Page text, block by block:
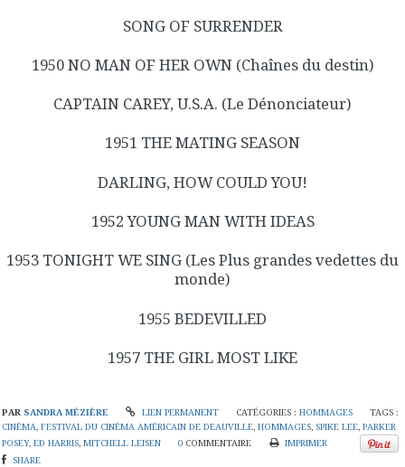
SONG OF SURRENDER
1950 NO MAN OF HER OWN (Chaînes du destin)
CAPTAIN CAREY, U.S.A. (Le Dénonciateur)
1951 THE MATING SEASON
DARLING, HOW COULD YOU!
1952 YOUNG MAN WITH IDEAS
1953 TONIGHT WE SING (Les Plus grandes vedettes du
monde)
1955 BEDEVILLED
1957 THE GIRL MOST LIKE
PAR SANDRA MÉZIÈRE LIEN PERMANENT CATÉGORIES :HOMMAGES
TAGS :
CINÉMA, FESTIVAL DU CINÉMA AMÉRICAIN DE DEAUVILLE, HOMMAGES, SPIKE LEE, PARKER
POSEY, ED HARRIS, MITCHELL LEISEN 0 COMMENTAIRE
IMPRIMER
SHARE